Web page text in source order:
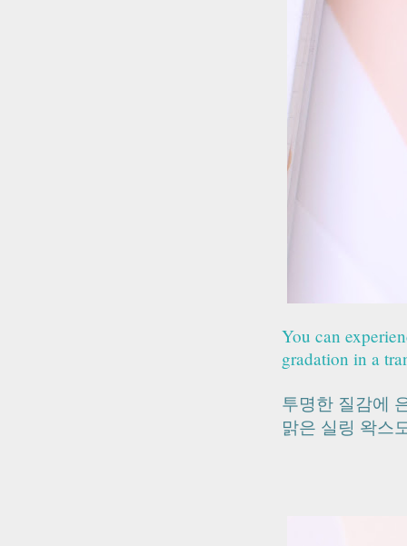
You can
gradation in a
투명한 질감에
맑은 실링 왁스